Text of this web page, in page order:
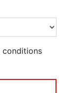
conditions